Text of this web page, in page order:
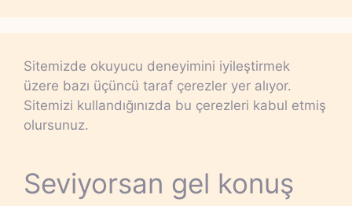
Sitemizde okuyucu deneyimini iyileştirmek
üzere bazı üçüncü taraf çerezler yer alıyor.
Sitemizi kullandığınızda bu çerezleri kabul etmiş
olursunuz.
Seviyorsan gel konuş